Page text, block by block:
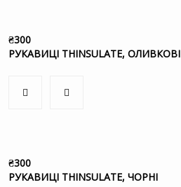
₴300
РУКАВИЦІ THINSULATE, ОЛИВКОВІ
₴300
РУКАВИЦІ THINSULATE, ЧОРНІ